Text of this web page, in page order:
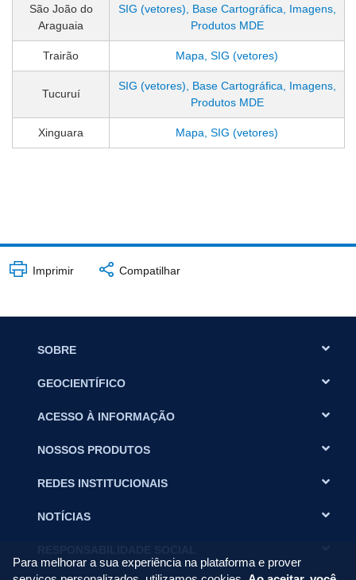
São João do
Araguaia
SIG (vetores), Base Cartográfica, Imagens,
Produtos MDE
Trairão Mapa, SIG (vetores)
Tucuruí
SIG (vetores), Base Cartográfica, Imagens,
Produtos MDE
Xinguara Mapa, SIG (vetores)
Imprimir Compatilhar
SOBRE
GEOCIENTÍFICO
ACESSO À INFORMAÇÃO
NOSSOS PRODUTOS
REDES INSTITUCIONAIS
NOTÍCIAS
Para melhorar a sua experiência na plataforma e prover